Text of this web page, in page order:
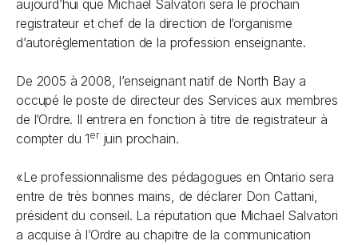
aujourd’hui que Michael Salvatori sera le prochain
registrateur et chef de la direction de l’organisme
d’autoréglementation de la profession enseignante.
De 2005 à 2008, l’enseignant natif de North Bay a
occupé le poste de directeur des Services aux membres
de l’Ordre. Il entrera en fonction à titre de registrateur à
compter du 1erjuin prochain.
«Le professionnalisme des pédagogues en Ontario sera
entre de très bonnes mains, de déclarer Don Cattani,
président du conseil. La réputation que Michael Salvatori
a acquise à l’Ordre au chapitre de la communication